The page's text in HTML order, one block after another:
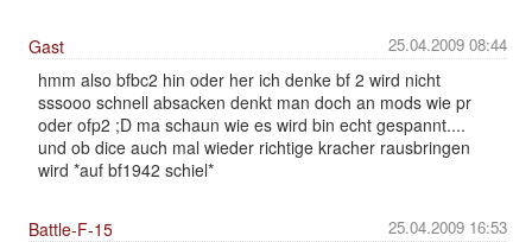
25.04.2009 08:44
Gast
hmm also bfbc2 hin oder her ich denke bf 2 wird nicht
sssooo schnell absacken denkt man doch an mods wie pr
oder ofp2 ;D ma schaun wie es wird bin echt gespannt....
und ob dice auch mal wieder richtige kracher rausbringen
wird *auf bf1942 schiel*
25.04.2009 16:53
Battle-F-15